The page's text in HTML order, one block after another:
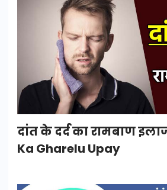
दांत के दर्द का रामबाण
Ka Gharelu Upay